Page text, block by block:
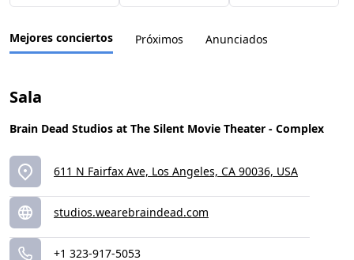
Mejores conciertos Próximos Anunciados
Sala
Brain Dead Studios at The Silent Movie Theater - Complex
611 N Fairfax Ave, Los Angeles, CA 90036, USA
studios.wearebraindead.com
+1 323-917-5053